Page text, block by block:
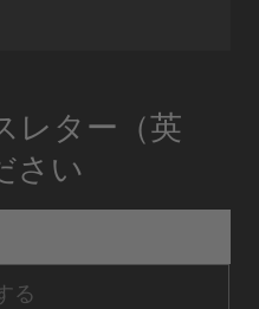
レター（英
さい
る